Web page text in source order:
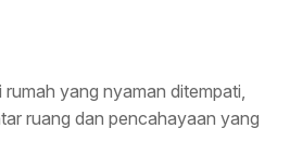
yang nyaman ditempati,
ruang dan pencahayaan yang